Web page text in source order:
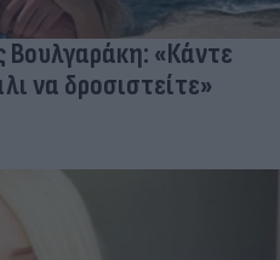
«Κάντε
να δροσιστείτε»